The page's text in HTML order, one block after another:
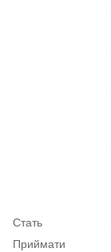
Стать
Приймати